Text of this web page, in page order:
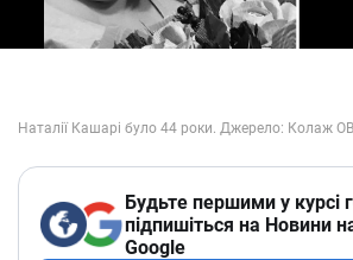
Будьте першими у курсі
підпишіться на Новини
Google